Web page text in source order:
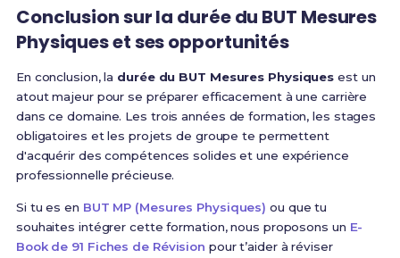
Conclusion sur la durée du BUT Mesures
Physiques et ses opportunités
En conclusion, la durée du BUT Mesures Physiques est un
atout majeur pour se préparer efficacement à une carrière
dans ce domaine. Les trois années de formation, les stages
obligatoires et les projets de groupe te permettent
d'acquérir des compétences solides et une expérience
professionnelle précieuse.
Si tu es en BUT MP (Mesures Physiques) ou que tu
souhaites intégrer cette formation, nous proposons un E-
Book de 91 Fiches de Révision pour t’aider à réviser